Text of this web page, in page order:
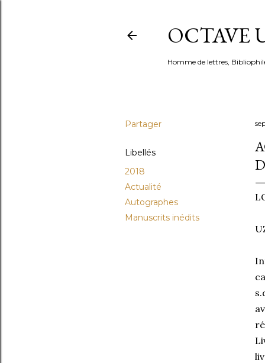
OCTAVE
Homme de lettres,
Partager
Libellés
2018
Actualité
Autographes
Manuscrits inédits